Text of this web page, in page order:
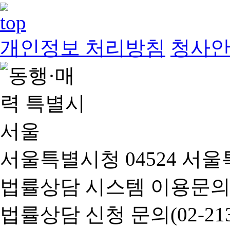
개인정보 처리방침 청사
서울특별시청 04524 서
법률상담 시스템 이용문
법률상담 신청 문의(02-